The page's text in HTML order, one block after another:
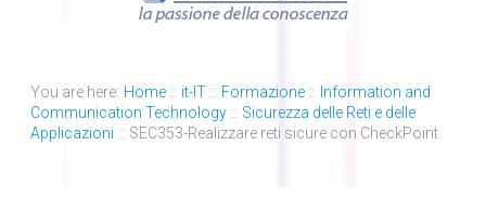
You are here: Home :: it-IT :: Formazione :: Information and
Communication Technology :: Sicurezza delle Reti e delle
Applicazioni :: SEC353-Realizzare reti sicure con CheckPoint